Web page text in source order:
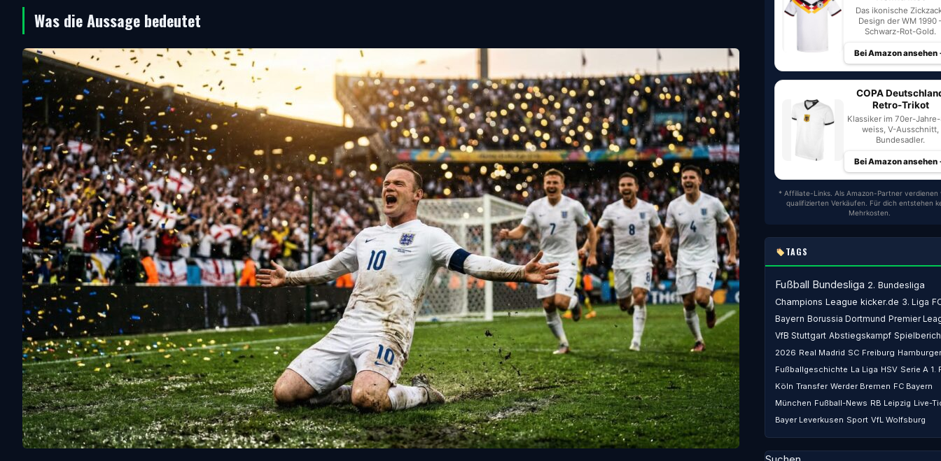
Was die Aussage bedeutet
Das ikonische
Design der WM 1990
Schwarz-Rot-Gold.
Bei Amazon ansehen
COPA
Retro-Trikot
Klassiker im 70er-
weiss, V-Ausschnitt,
Bundesadler.
Bei Amazon ansehen
* Affiliate-Links. Als Amazon-Partner verdienen
qualifizierten Verkäufen. Für dich entstehen
Mehrkosten.
TAGS
Fußball Bundesliga 2. Bundesliga
Champions League kicker.de 3. Liga
Bayern Borussia Dortmund Premier
VfB Stuttgart Abstiegskampf
2026 Real Madrid SC Freiburg
Fußballgeschichte La Liga HSV Serie A 1.
Köln Transfer Werder Bremen FC Bayern
München Fußball-News RB Leipzig Live-
Bayer Leverkusen Sport VfL Wolfsburg